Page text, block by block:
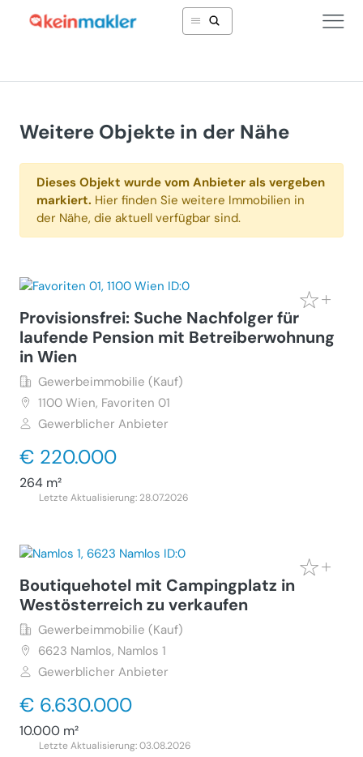
Weitere Objekte in der Nähe
Dieses Objekt wurde vom Anbieter als vergeben
markiert. Hier finden Sie weitere Immobilien in
der Nähe, die aktuell verfügbar sind.
Provisionsfrei: Suche Nachfolger für
laufende Pension mit Betreiberwohnung
in Wien
Gewerbeimmobilie (Kauf)
1100 Wien, Favoriten 01
Gewerblicher Anbieter
€ 220.000
264 m²
Letzte Aktualisierung: 28.07.2026
Boutiquehotel mit Campingplatz in
Westösterreich zu verkaufen
Gewerbeimmobilie (Kauf)
6623 Namlos, Namlos 1
Gewerblicher Anbieter
€ 6.630.000
10.000 m²
Letzte Aktualisierung: 03.08.2026